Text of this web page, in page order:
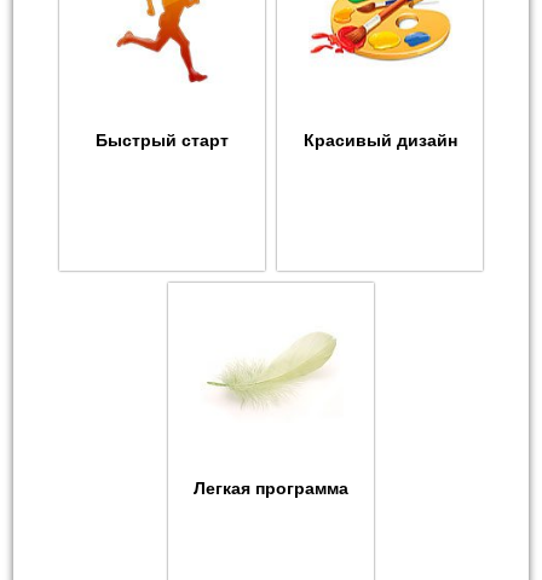
Быстрый старт Красивый дизайн
Легкая программа